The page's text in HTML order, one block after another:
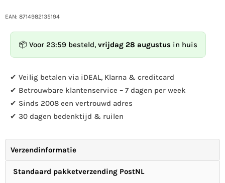
voor
vogels
op
op
EAN: 8714982135194
📦 Voor 23:59 besteld, vrijdag 28 augustus in huis
✔ Veilig betalen via iDEAL, Klarna & creditcard
✔ Betrouwbare klantenservice – 7 dagen per week
✔ Sinds 2008 een vertrouwd adres
✔ 30 dagen bedenktijd & ruilen
Verzendinformatie
Standaard pakketverzending PostNL